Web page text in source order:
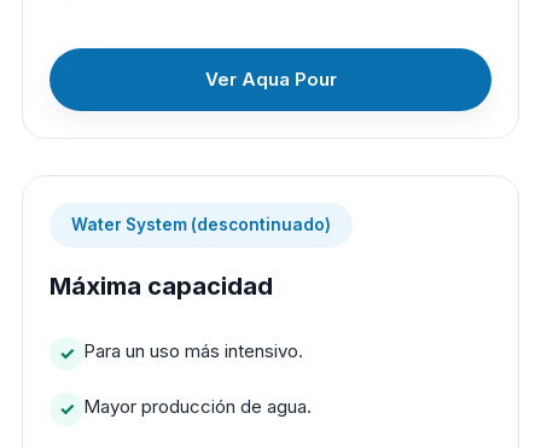
Ver Aqua Pour
Water System (descontinuado)
Máxima capacidad
Para un uso más intensivo.
Mayor producción de agua.